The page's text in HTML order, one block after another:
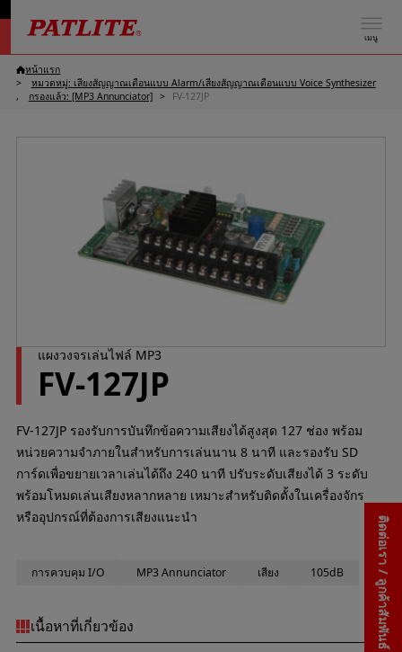
เมนู
ติดต่อเรา / ลูกค้าสัมพันธ์
หน้าแรก
หมวดหมู่: เสียงสัญญาณเตือนแบบ Alarm/เสียงสัญญาณเตือนแบบ Voice Synthesizer
กรองแล้ว: [MP3 Annunciator]
FV-127JP
แผงวงจรเล่นไฟล์ MP3
FV-127JP
FV-127JP รองรับการบันทึกข้อความเสียงได้สูงสุด 127 ช่อง พร้อม
หน่วยความจำภายในสำหรับการเล่นนาน 8 นาที และรองรับ SD
การ์ดเพื่อขยายเวลาเล่นได้ถึง 240 นาที ปรับระดับเสียงได้ 3 ระดับ
พร้อมโหมดเล่นเสียงหลากหลาย เหมาะสำหรับติดตั้งในเครื่องจักร
หรืออุปกรณ์ที่ต้องการเสียงแนะนำ
การควบคุม I/O MP3 Annunciator เสียง 105dB
เนื้อหาที่เกี่ยวข้อง